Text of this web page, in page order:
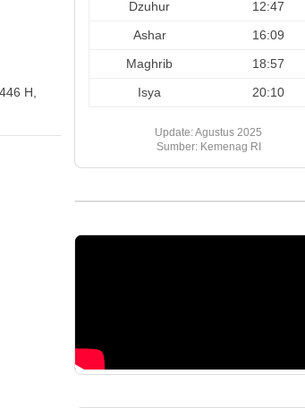
H,
Dzuhur
12:47
Ashar
16:09
Maghrib
18:57
Isya
20:10
Update: Agustus 2025
Sumber: Kemenag RI